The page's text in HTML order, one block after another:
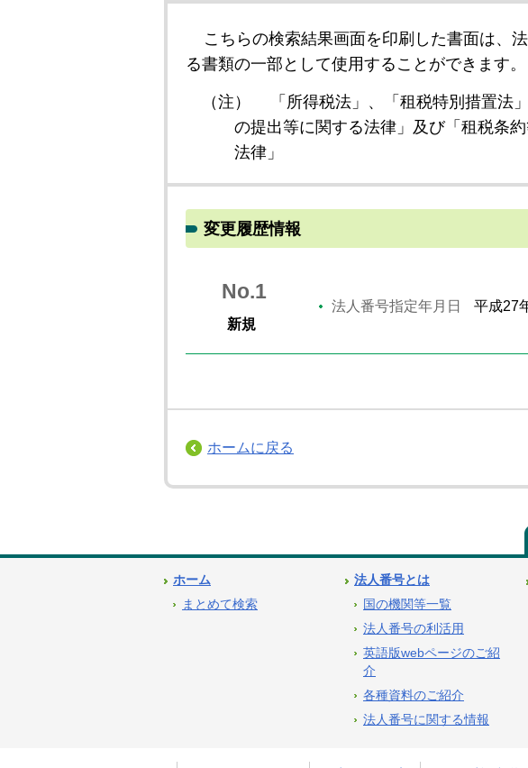
こちらの検索結果画面を印刷した書面は、
る書類の一部として使用することができます。
（注）
「所得税法」、「租税特別措置
の提出等に関する法律」及び「租税条
法律」
変更履歴情報
No.1
新規
法人番号指定年月日 平成27
ホームに戻る
ホーム
まとめて検索
法人番号とは
国の機関等一覧
法人番号の利活用
英語版webページのご紹
介
各種資料のご紹介
法人番号に関する情報